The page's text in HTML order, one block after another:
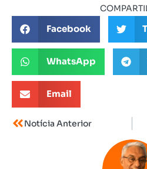
Facebook
WhatsApp
Email
Notícia Anterior